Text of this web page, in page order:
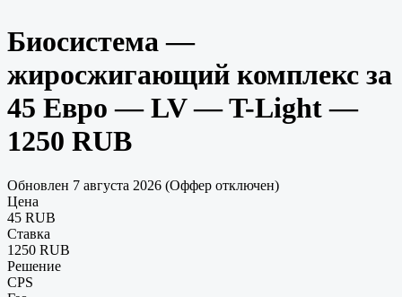
Биосистема —
жиросжигающий комплекс за
45 Евро — LV — T-Light —
1250 RUB
Обновлен 7 августа 2026 (Оффер отключен)
Цена
45 RUB
Ставка
1250 RUB
Решение
CPS